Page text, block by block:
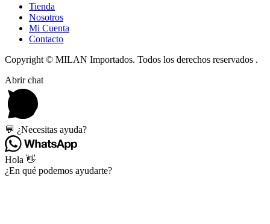
Tienda
Nosotros
Mi Cuenta
Contacto
Copyright © MILAN Importados. Todos los derechos reservados .
Abrir chat
💬 ¿Necesitas ayuda?
Hola 👋
¿En qué podemos ayudarte?